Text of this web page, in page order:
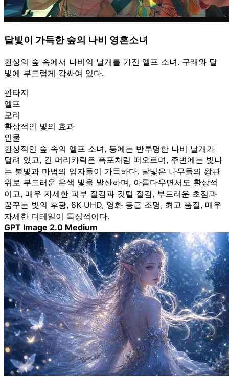
달빛이 가득한 숲의 나비 영혼소녀
환상의 숲 속에서 나비의 날개를 가진 엘프 소녀. 구래와 달
빛에 부드럽게 감싸여 있다.
판타지
엘프
모리
환상적인 빛의 효과
인물
환상적인 숲 속의 엘프 소녀, 등에는 반투명한 나비 날개가
달려 있고, 긴 머리카락은 폭포처럼 떠오르며, 주변에는 빛나
는 불빛과 마법의 입자들이 가득하다. 달빛은 나무들의 왕관
위로 부드러운 은색 빛을 발산하며, 아름다우면서도 환상적
이고, 매우 자세한 피부 질감과 깃털 질감, 부드러운 초점과
꿈꾸는 빛의 후광, 8K UHD, 영화 등급 조명, 최고 품질, 매우
자세한 디테일이 특징적이다.
GPT Image 2.0 Medium